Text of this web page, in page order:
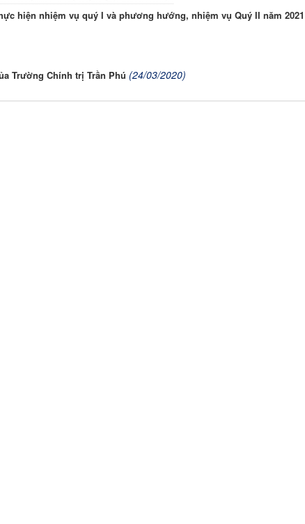
hiện nhiệm vụ quý I và phương hướng, nhiệm vụ Quý II năm 2021
Trường Chính trị Trần Phú (24/03/2020)